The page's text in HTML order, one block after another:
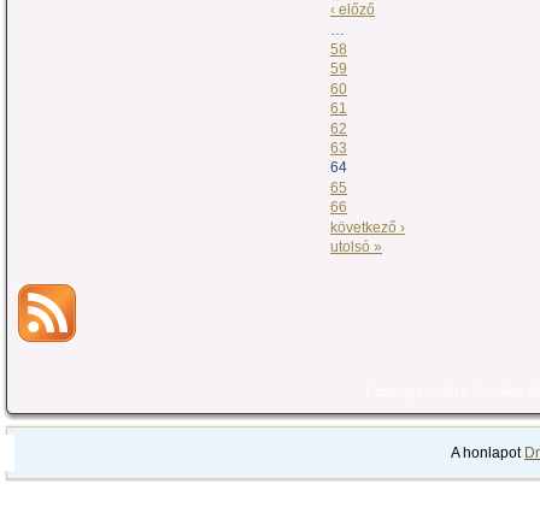
‹ előző
58
59
60
61
62
63
64
65
66
következő ›
utolsó »
A honlapot